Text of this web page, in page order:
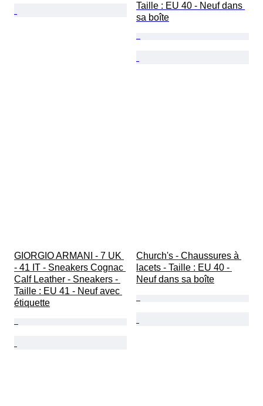
Taille : EU 40 - Neuf dans
sa boîte
GIORGIO ARMANI - 7 UK
- 41 IT - Sneakers Cognac
Calf Leather - Sneakers -
Taille : EU 41 - Neuf avec
étiquette
Church's - Chaussures à
lacets - Taille : EU 40 -
Neuf dans sa boîte